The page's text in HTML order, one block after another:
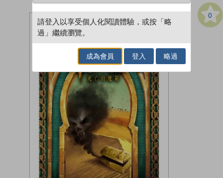
0
請登入以享受個人化閱讀體驗，或按「略
過」繼續瀏覽。
成為會員 登入 略過